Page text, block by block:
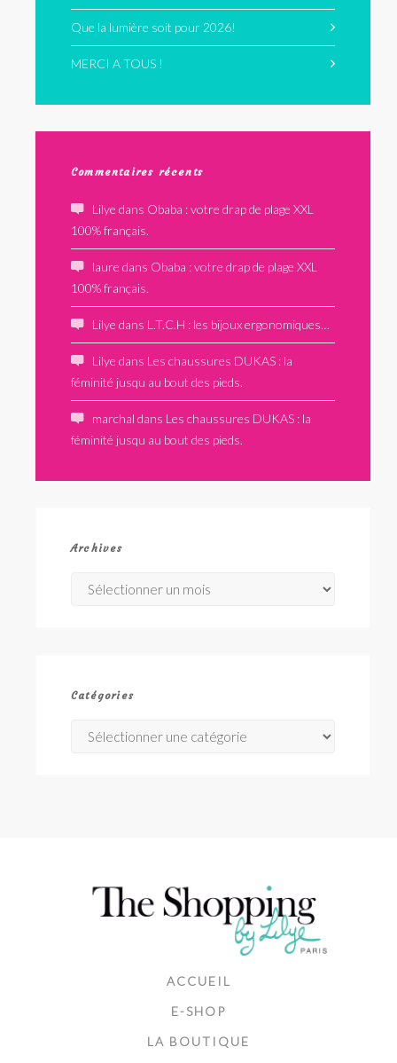
Que la lumière soit pour 2026!
MERCI A TOUS !
Commentaires récents
Lilye dans Obaba : votre drap de plage XXL
100% français.
laure dans Obaba : votre drap de plage XXL
100% français.
Lilye dans L.T.C.H : les bijoux ergonomiques…
Lilye dans Les chaussures DUKAS : la
féminité jusqu au bout des pieds.
marchal dans Les chaussures DUKAS : la
féminité jusqu au bout des pieds.
Archives
Catégories
ACCUEIL
E-SHOP
LA BOUTIQUE